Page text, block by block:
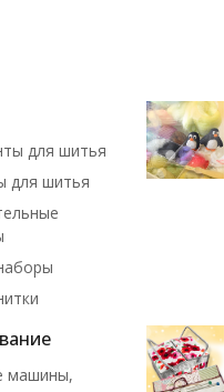
для шитья
для шитья
машины,